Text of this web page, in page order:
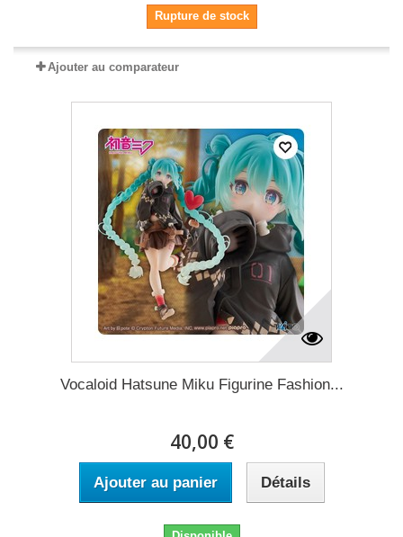
Rupture de stock
Ajouter au comparateur
Vocaloid Hatsune Miku Figurine Fashion...
40,00 €
Ajouter au panier Détails